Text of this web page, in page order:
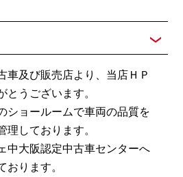
車及び販売店より、当店ＨＰ
うございます。
ショールームで車両の品質を
しております。
中大阪認定中古車センターへ
ります。